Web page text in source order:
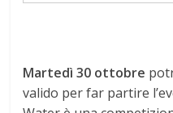
Martedì 30 ottobre
valido per far partire